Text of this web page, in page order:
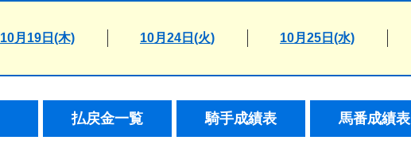
10月19日(木) 10月24日(火) 10月25日(水)
払戻金一覧 騎手成績表 馬番成績表